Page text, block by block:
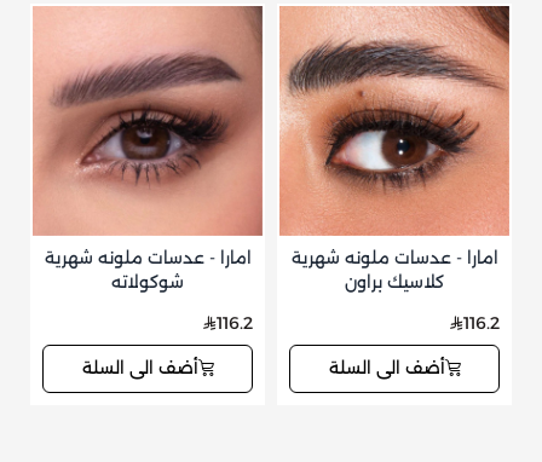
امارا - عدسات ملونه شهرية
كلاسيك براون
116.2
أضف الى السلة
امارا - عدسات ملونه شهرية
شوكولاته
116.2
أضف الى السلة